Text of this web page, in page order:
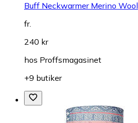
Buff Neckwarmer Merino Wool
fr.
240 kr
hos Proffsmagasinet
+9 butiker